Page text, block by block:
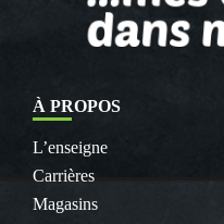
À PROPOS
L’enseigne
Carrières
Magasins